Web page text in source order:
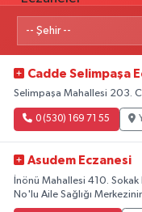
Cadde Selimpaşa
Selimpaşa Mahallesi 203.
0 (530) 169 71 55
Asudem Eczanesi
İnönü Mahallesi 410. Sokak
No'lu Aile Sağlığı Merkezinin